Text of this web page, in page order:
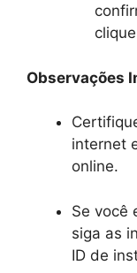
clique
Observações
internet
online.
Se você
siga as
ID de